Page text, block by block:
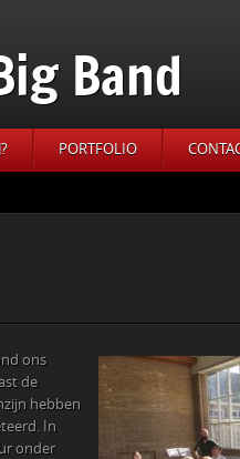
Band
PORTFOLIO
ons
de
hebben
In
onder